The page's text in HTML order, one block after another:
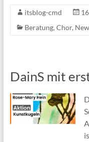
itsblog-cmd
Beratung, Chor,
DainS mit